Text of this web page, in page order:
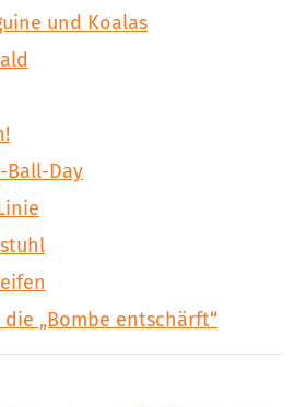
und Koalas
Ball-Day
„Bombe entschärft“